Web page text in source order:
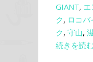
GIANT,
ク, ロコ
ク, 守山,
続きを読